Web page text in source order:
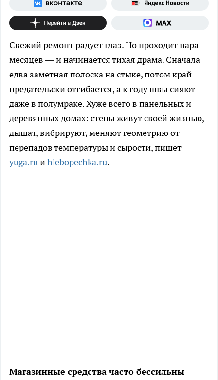
Свежий ремонт радует глаз. Но проходит пара
месяцев — и начинается тихая драма. Сначала
едва заметная полоска на стыке, потом край
предательски отгибается, а к году швы сияют
даже в полумраке. Хуже всего в панельных и
деревянных домах: стены живут своей жизнью,
дышат, вибрируют, меняют геометрию от
перепадов температуры и сырости, пишет
yuga.ruиhlebopechka.ru.
Магазинные средства часто бессильны